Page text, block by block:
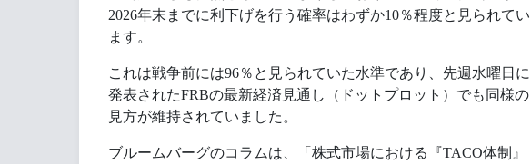
2026年末までに利下げを行う確率はわずか10％程度と見られてい
ます。
これは戦争前には96％と見られていた水準であり、先週水曜日に
発表されたFRBの最新経済見通し（ドットプロット）でも同様の
見方が維持されていました。
ブルームバーグのコラムは、「株式市場における『TACO体制』